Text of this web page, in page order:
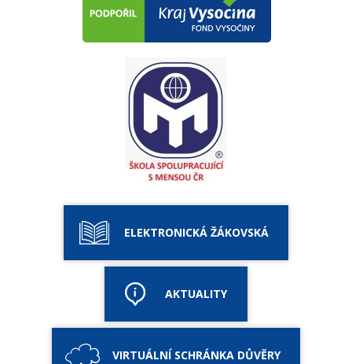
ELEKTRONICKÁ ŽÁKOVSKÁ
AKTUALITY
VIRTUÁLNÍ SCHRÁNKA DŮVĚRY